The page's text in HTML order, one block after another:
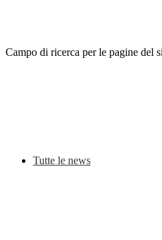
Campo di ricerca per le pagine del
Tutte le news